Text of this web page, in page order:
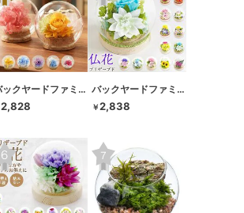
バックヤードファミリー
2,828
バックヤードファミリー
￥2,838